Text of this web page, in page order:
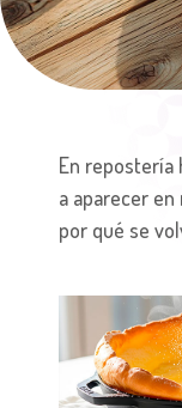
En repostería
a aparecer
por qué se